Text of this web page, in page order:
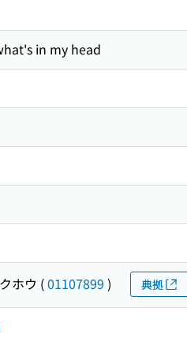
in my head
ホウ (01107899 ) 典拠